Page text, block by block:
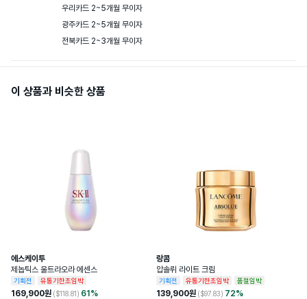
우리카드 2~5개월 무이자
광주카드 2~5개월 무이자
전북카드 2~3개월 무이자
이 상품과 비슷한 상품
에스케이투
제놉틱스 울트라오라 에센스
기획전 유통기한초임박
169,900원 ($118.81) 61 %
랑콤
압솔뤼 라이트 크림
기획전 유통기한초임박 품절임박
139,900원 ($97.83) 72%